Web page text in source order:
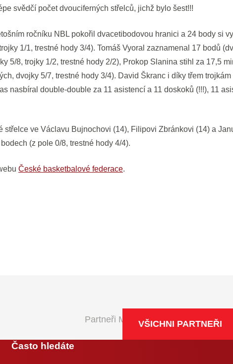
svědčí počet dvouciferných střelců, jichž bylo šest!!!
ročníku NBL pokořil dvacetibodovou hranici a 24 body si
1/1, trestné hody 3/4). Tomáš Vyoral zaznamenal 17 bodů
5/8, trojky 1/2, trestné hody 2/2), Prokop Slanina stihl za 17,5
dvojky 5/7, trestné hody 3/4). David Škranc i díky třem
nasbíral double-double za 11 asistencí a 11 doskoků (!!!), 11
střelce ve Václavu Bujnochovi (14), Filipovi Zbránkovi (14) a
(z pole 0/8, trestné hody 4/4).
České basketbalové federace.
Partneři Maxa NBLVŠICHNI PARTNEŘI
Často hledáte